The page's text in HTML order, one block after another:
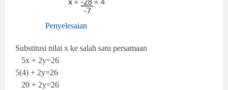
Penyelesaian
Substitusi nilai x ke salah satu persamaan
5x + 2y=26
5(4) + 2y=26
20 + 2y=26